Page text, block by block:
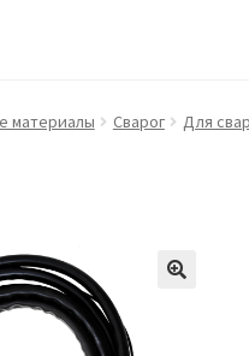
Магазин Мой аккаунт
материалы Сварог Для